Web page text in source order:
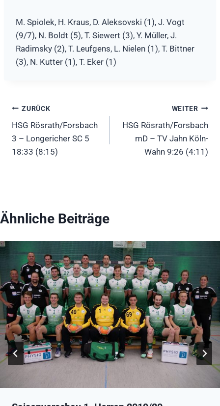
M. Spiolek, H. Kraus, D. Aleksovski (1), J. Vogt
(9/7), N. Boldt (5), T. Siewert (3), Y. Müller, J.
Radimsky (2), T. Leufgens, L. Nielen (1), T. Bittner
(3), N. Kutter (1), T. Eker (1)
Beitragsnavigation
ZURÜCK
HSG Rösrath/Forsbach
3 – Longericher SC 5
18:33 (8:15)
WEITER
HSG Rösrath/Forsbach
mD – TV Jahn Köln-
Wahn 9:26 (4:11)
Ähnliche Beiträge